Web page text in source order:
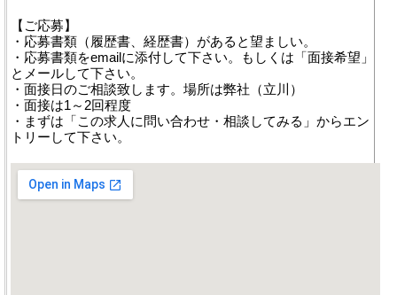
【ご応募】
・応募書類（履歴書、経歴書）があると望ましい。
・応募書類をemailに添付して下さい。もしくは「面接希望」
とメールして下さい。
・面接日のご相談致します。場所は弊社（立川）
・面接は1～2回程度
・まずは「この求人に問い合わせ・相談してみる」からエン
トリーして下さい。